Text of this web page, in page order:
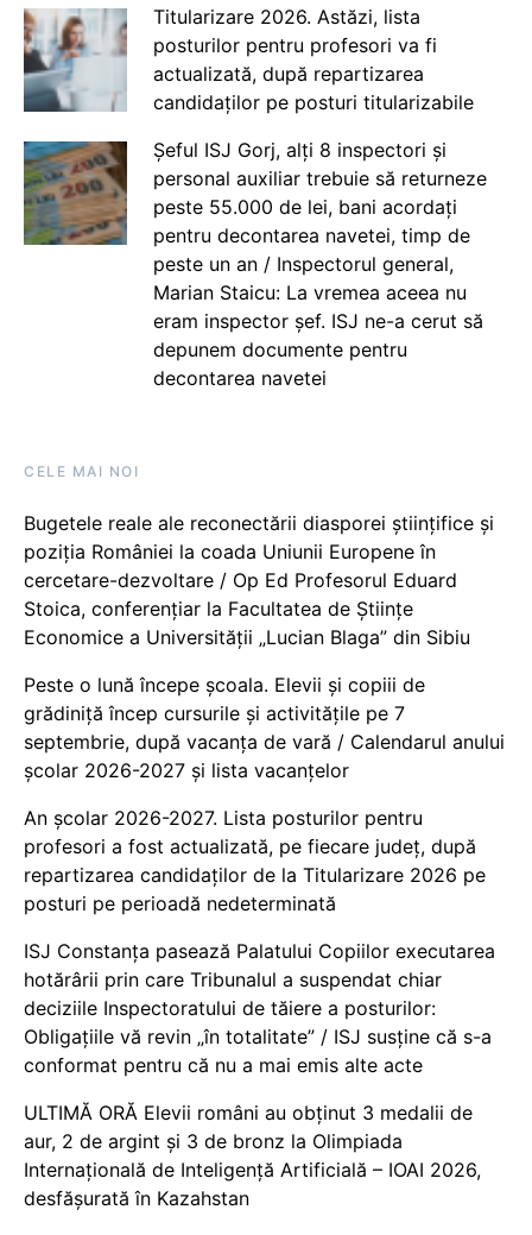
Titularizare 2026. Astăzi, lista
posturilor pentru profesori va fi
actualizată, după repartizarea
candidaților pe posturi titularizabile
Șeful ISJ Gorj, alți 8 inspectori și
personal auxiliar trebuie să returneze
peste 55.000 de lei, bani acordați
pentru decontarea navetei, timp de
peste un an / Inspectorul general,
Marian Staicu: La vremea aceea nu
eram inspector șef. ISJ ne-a cerut să
depunem documente pentru
decontarea navetei
CELE MAI NOI
Bugetele reale ale reconectării diasporei științifice și
poziția României la coada Uniunii Europene în
cercetare-dezvoltare / Op Ed Profesorul Eduard
Stoica, conferențiar la Facultatea de Științe
Economice a Universității „Lucian Blaga” din Sibiu
Peste o lună începe școala. Elevii și copiii de
grădiniță încep cursurile și activitățile pe 7
septembrie, după vacanța de vară / Calendarul anului
școlar 2026-2027 și lista vacanțelor
An școlar 2026-2027. Lista posturilor pentru
profesori a fost actualizată, pe fiecare județ, după
repartizarea candidaților de la Titularizare 2026 pe
posturi pe perioadă nedeterminată
ISJ Constanța pasează Palatului Copiilor executarea
hotărârii prin care Tribunalul a suspendat chiar
deciziile Inspectoratului de tăiere a posturilor:
Obligațiile vă revin „în totalitate” / ISJ susține că s-a
conformat pentru că nu a mai emis alte acte
ULTIMĂ ORĂ Elevii români au obținut 3 medalii de
aur, 2 de argint și 3 de bronz la Olimpiada
Internațională de Inteligență Artificială – IOAI 2026,
desfășurată în Kazahstan